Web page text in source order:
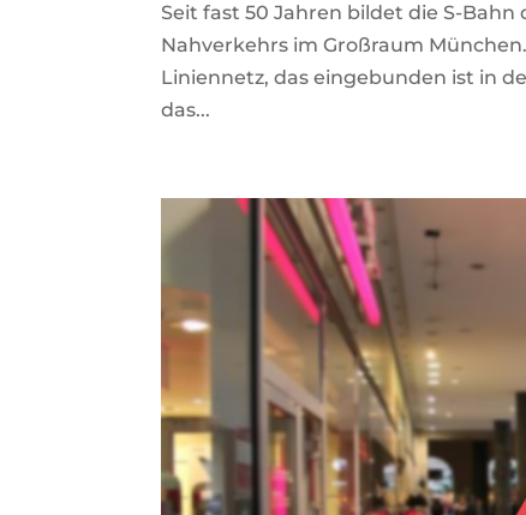
Seit fast 50 Jahren bildet die S-
Nahverkehrs im Großraum
Liniennetz, das eingebunden ist in
das...